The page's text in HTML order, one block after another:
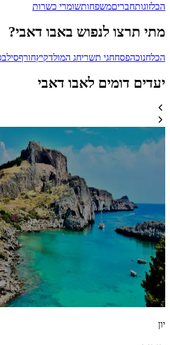
הכלזוגותחבריםמשפחותשומרי כשרות
מתי תרצו לנפוש באבו דאבי?
הכלחנוכהפסחחגי תשריחג המולדקיץחורף
יעדים דומים לאבו דאבי
יון